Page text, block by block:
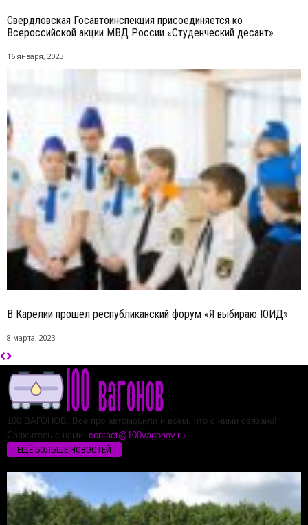
Свердловская Госавтоинспекция присоединяется ко
Всероссийской акции МВД России «Студенческий десант»
16 января, 2023
В Карелии прошел республиканский форум «Я выбираю ЮИД»
8 марта, 2023
100 ВАГОНОВ. Все про автомобили и всем, что с ними связано!
Свяжитесь с нами: contact@100vagonov.ru
ЕЩЁ БОЛЬШЕ НОВОСТЕЙ